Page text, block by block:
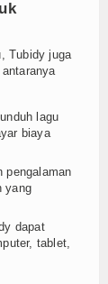
Tubidy juga
lagu
biaya
pengalaman
yang
dapat
tablet,